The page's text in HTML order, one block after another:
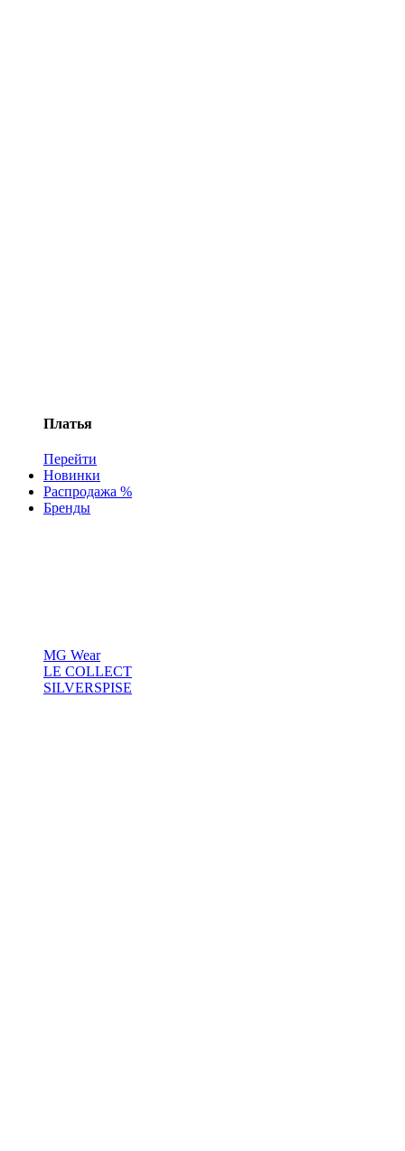
Платья
Перейти
Новинки
Распродажа %
Бренды
MG Wear
LE COLLECT
SILVERSPISE